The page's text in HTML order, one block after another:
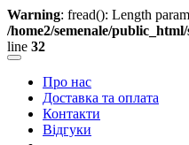
Warning: fread(): Length
/home2/semenale/
line 32
Про нас
Доставка та оплата
Контакти
Відгуки